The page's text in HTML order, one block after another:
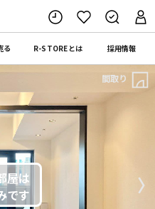
る R-STOREとは 採用情報
〉
間取り